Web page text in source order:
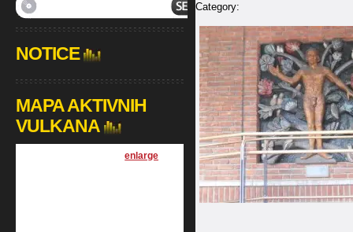
Category:
NOTICE
MAPA AKTIVNIH
VULKANA
[enlarge